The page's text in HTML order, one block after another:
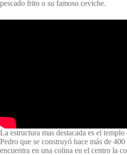
pescado frito o su famoso ceviche.
La estructura mas destacada es el templo
Pedro que se construyó hace más de 400
encuentra en una colina en el centro la